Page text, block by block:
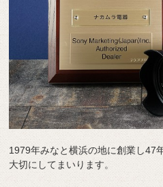
1979年みなと横浜の地に創業し47
大切にしてまいります。